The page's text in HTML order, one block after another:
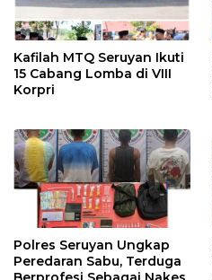
Kafilah MTQ Seruyan Ikuti
15 Cabang Lomba di VIII
Korpri
Polres Seruyan Ungkap
Peredaran Sabu, Terduga